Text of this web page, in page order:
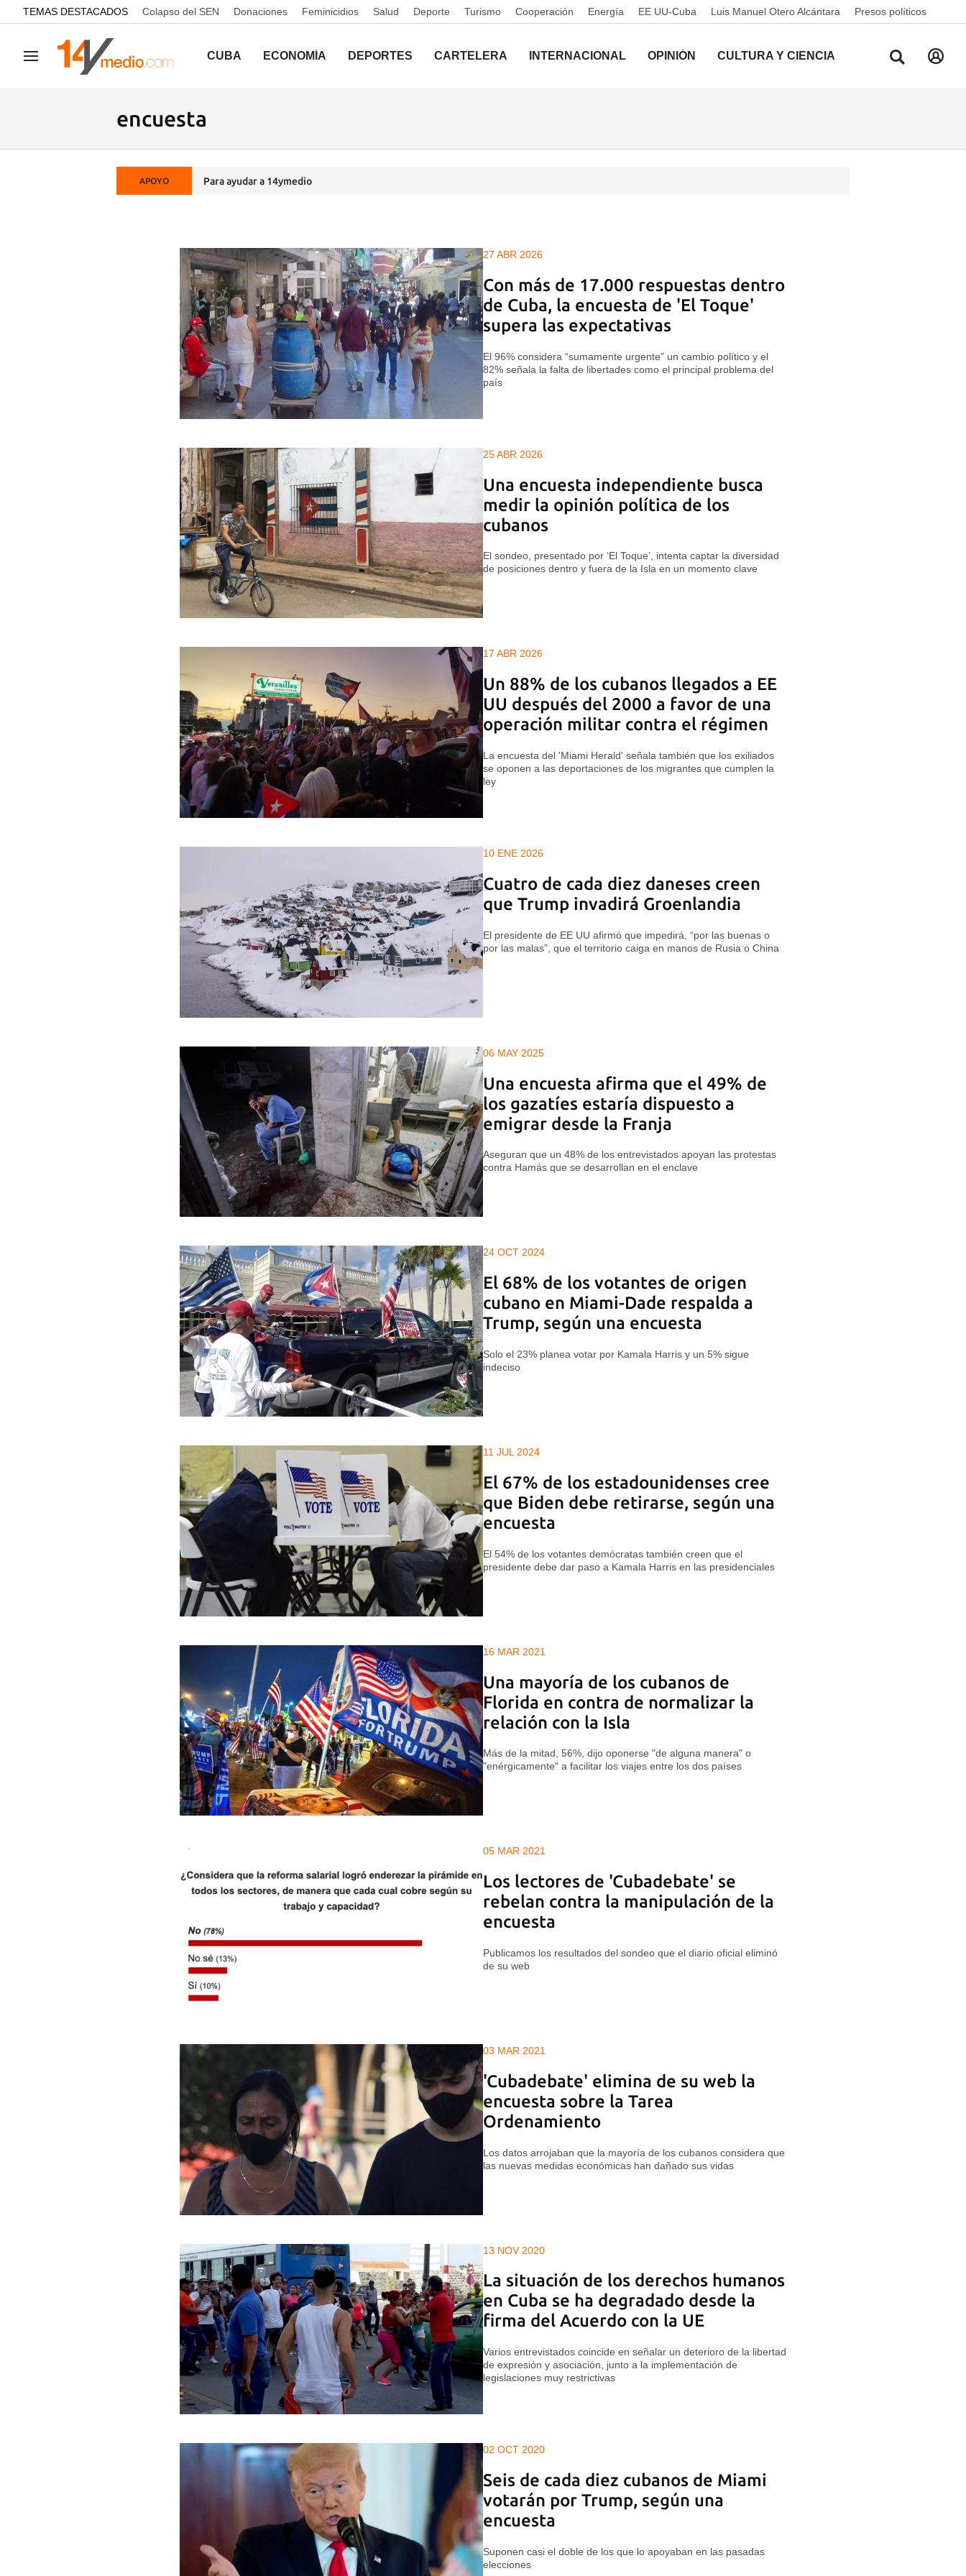
common.go-to-content
TEMAS DESTACADOS Colapso del SEN Donaciones Feminicidios Salud Deporte Turismo Cooperación Energía EE UU-Cuba Luis Manuel Otero Alcántara Presos políticos
Navegación CUBA ECONOMÍA DEPORTES CARTELERA INTERNACIONAL OPINIÓN CULTURA Y CIENCIA
encuesta
APOYO Para ayudar a 14ymedio
27 ABR 2026
Con más de 17.000 respuestas dentro
de Cuba, la encuesta de 'El Toque'
supera las expectativas
El 96% considera “sumamente urgente” un cambio político y el
82% señala la falta de libertades como el principal problema del
país
25 ABR 2026
Una encuesta independiente busca
medir la opinión política de los
cubanos
El sondeo, presentado por ‘El Toque’, intenta captar la diversidad
de posiciones dentro y fuera de la Isla en un momento clave
17 ABR 2026
Un 88% de los cubanos llegados a EE
UU después del 2000 a favor de una
operación militar contra el régimen
La encuesta del 'Miami Herald' señala también que los exiliados
se oponen a las deportaciones de los migrantes que cumplen la
ley
10 ENE 2026
Cuatro de cada diez daneses creen
que Trump invadirá Groenlandia
El presidente de EE UU afirmó que impedirá, “por las buenas o
por las malas”, que el territorio caiga en manos de Rusia o China
06 MAY 2025
Una encuesta afirma que el 49% de
los gazatíes estaría dispuesto a
emigrar desde la Franja
Aseguran que un 48% de los entrevistados apoyan las protestas
contra Hamás que se desarrollan en el enclave
24 OCT 2024
El 68% de los votantes de origen
cubano en Miami-Dade respalda a
Trump, según una encuesta
Solo el 23% planea votar por Kamala Harris y un 5% sigue
indeciso
11 JUL 2024
El 67% de los estadounidenses cree
que Biden debe retirarse, según una
encuesta
El 54% de los votantes demócratas también creen que el
presidente debe dar paso a Kamala Harris en las presidenciales
16 MAR 2021
Una mayoría de los cubanos de
Florida en contra de normalizar la
relación con la Isla
Más de la mitad, 56%, dijo oponerse "de alguna manera" o
"enérgicamente" a facilitar los viajes entre los dos países
05 MAR 2021
Los lectores de 'Cubadebate' se
rebelan contra la manipulación de la
encuesta
Publicamos los resultados del sondeo que el diario oficial eliminó
de su web
03 MAR 2021
'Cubadebate' elimina de su web la
encuesta sobre la Tarea
Ordenamiento
Los datos arrojaban que la mayoría de los cubanos considera que
las nuevas medidas económicas han dañado sus vidas
13 NOV 2020
La situación de los derechos humanos
en Cuba se ha degradado desde la
firma del Acuerdo con la UE
Varios entrevistados coincide en señalar un deterioro de la libertad
de expresión y asociación, junto a la implementación de
legislaciones muy restrictivas
02 OCT 2020
Seis de cada diez cubanos de Miami
votarán por Trump, según una
encuesta
Suponen casi el doble de los que lo apoyaban en las pasadas
elecciones